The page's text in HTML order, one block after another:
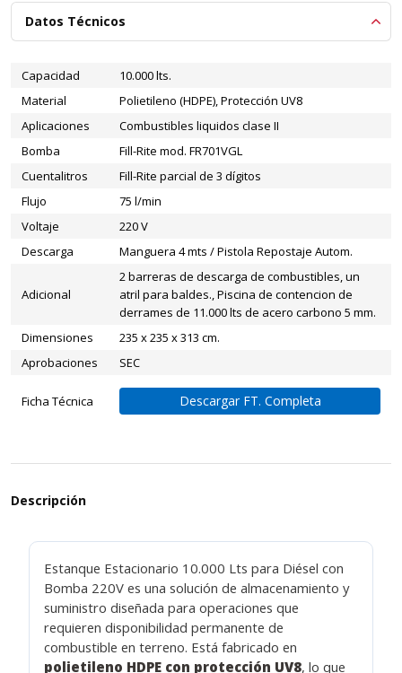
Datos Técnicos
Capacidad
10.000 lts.
Material
Polietileno (HDPE), Protección UV8
Aplicaciones
Combustibles liquidos clase II
Bomba
Fill-Rite mod. FR701VGL
Cuentalitros
Fill-Rite parcial de 3 dígitos
Flujo
75 l/min
Voltaje
220 V
Descarga
Manguera 4 mts / Pistola Repostaje Autom.
Adicional
2 barreras de descarga de combustibles, un
atril para baldes., Piscina de contencion de
derrames de 11.000 lts de acero carbono 5 mm.
Dimensiones
235 x 235 x 313 cm.
Aprobaciones
SEC
Ficha Técnica Descargar FT. Completa
Descripción
Estanque Estacionario 10.000 Lts para Diésel con
Bomba 220V es una solución de almacenamiento y
suministro diseñada para operaciones que
requieren disponibilidad permanente de
combustible en terreno. Está fabricado en
polietileno HDPE con protección UV8, lo que